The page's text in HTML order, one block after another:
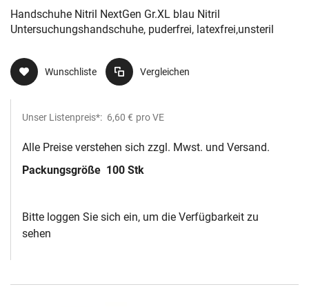
latexfrei,unsteril
Handschuhe Nitril NextGen Gr.XL blau Nitril
Untersuchungshandschuhe, puderfrei, latexfrei,unsteril
Wunschliste Vergleichen
Unser Listenpreis*: 6,60 € pro VE
Alle Preise verstehen sich zzgl. Mwst. und Versand.
Packungsgröße 100 Stk
Bitte loggen Sie sich ein, um die Verfügbarkeit zu
sehen